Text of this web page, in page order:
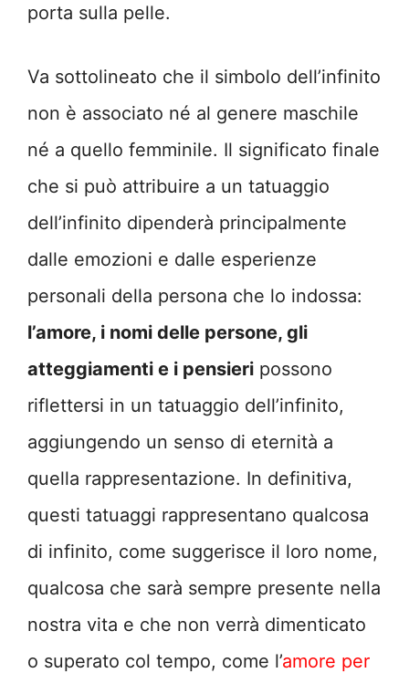
porta sulla pelle.
Va sottolineato che il simbolo dell’infinito
non è associato né al genere maschile
né a quello femminile. Il significato finale
che si può attribuire a un tatuaggio
dell’infinito dipenderà principalmente
dalle emozioni e dalle esperienze
personali della persona che lo indossa:
l’amore, i nomi delle persone, gli
atteggiamenti e i pensieri possono
riflettersi in un tatuaggio dell’infinito,
aggiungendo un senso di eternità a
quella rappresentazione. In definitiva,
questi tatuaggi rappresentano qualcosa
di infinito, come suggerisce il loro nome,
qualcosa che sarà sempre presente nella
nostra vita e che non verrà dimenticato
o superato col tempo, come l’amore per